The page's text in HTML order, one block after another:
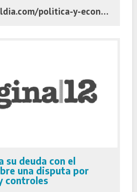
https://www.eldia.com/politica-y-economia/el-gobernador-viaja-a-corrientes-se-reune-con-valdes-y-presenta-su-libro-politica-y-economia_1780466398
su deuda con el
una disputa por
controles